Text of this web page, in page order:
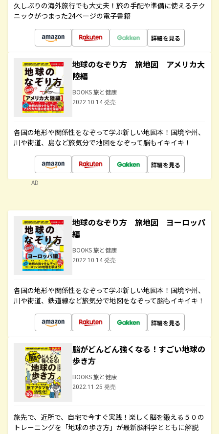
久しぶりの海外旅行でも大丈夫！旅の手配や準備に使えるテク
ニックがつまった24ページの電子書籍
詳細を見る
地球のなぞり方 旅地図 アメリカ大
陸編
BOOKS 旅と健康
2022.10.14 発売
各国の地形や関係性をなぞって学ぶ新しい地図本！国境や州、
川や街道、島など旅気分で地図をなぞって脳もイキイキ！
詳細を見る
AD
地球のなぞり方 旅地図 ヨーロッパ
編
BOOKS 旅と健康
2022.10.14 発売
各国の地形や関係性をなぞって学ぶ新しい地図本！国境や州、
川や街道、鉄道線など旅気分で地図をなぞって脳もイキイキ！
詳細を見る
脳がどんどん強くなる！すごい地球の
歩き方
BOOKS 旅と健康
2022.11.25 発売
旅先で、近所で、自宅で今すぐ実践！楽しく脳を鍛える５０の
トレーニングを「地球の歩き方」が最新脳科学とともに解説